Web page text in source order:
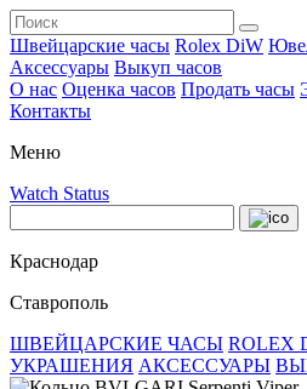
Швейцарские часы Rolex DiW
Аксессуары Выкуп часов
О нас Оценка часов Продать часы
Контакты
Меню
Watch Status
Краснодар
Ставрополь
ШВЕЙЦАРСКИЕ ЧАСЫ ROLEX
УКРАШЕНИЯ АКСЕССУАРЫ